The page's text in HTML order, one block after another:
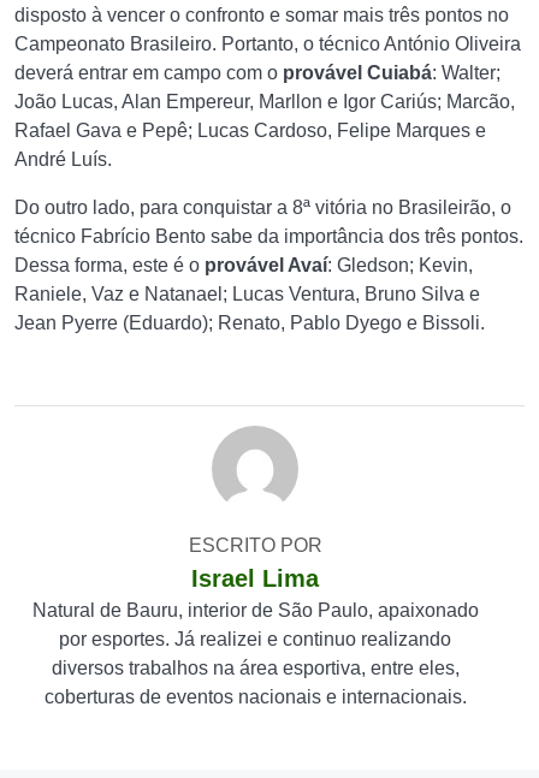
disposto à vencer o confronto e somar mais três pontos no
Campeonato Brasileiro. Portanto, o técnico António Oliveira
deverá entrar em campo com o provável Cuiabá: Walter;
João Lucas, Alan Empereur, Marllon e Igor Cariús; Marcão,
Rafael Gava e Pepê; Lucas Cardoso, Felipe Marques e
André Luís.
Do outro lado, para conquistar a 8ª vitória no Brasileirão, o
técnico Fabrício Bento sabe da importância dos três pontos.
Dessa forma, este é o provável Avaí: Gledson; Kevin,
Raniele, Vaz e Natanael; Lucas Ventura, Bruno Silva e
Jean Pyerre (Eduardo); Renato, Pablo Dyego e Bissoli.
ESCRITO POR
Israel Lima
Natural de Bauru, interior de São Paulo, apaixonado
por esportes. Já realizei e continuo realizando
diversos trabalhos na área esportiva, entre eles,
coberturas de eventos nacionais e internacionais.